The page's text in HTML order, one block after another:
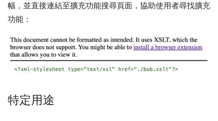
幅，並直接連結至擴充功能搜尋頁面，協助使用者尋找擴充
功能：
特定用途